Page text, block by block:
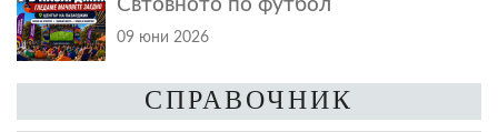
Свтовното по футбол
09 юни 2026
СПРАВОЧНИК